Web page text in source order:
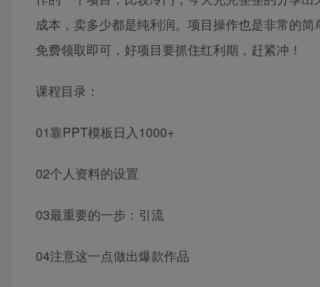
成本，卖多少都是纯利润。项目操作也是非常的
免费领取即可，好项目要抓住红利期，赶紧冲！
课程目录：
01靠PPT模板日入1000+
02个人资料的设置
03最重要的一步：引流
04注意这一点做出爆款作品